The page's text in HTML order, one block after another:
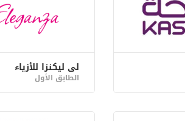
لي ليكنزا للأزياء
الطابق الأول